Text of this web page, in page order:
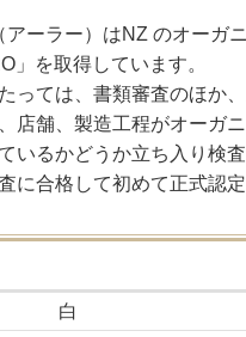
アーラー）はNZ のオーガ
」を取得しています。
っては、書類審査のほか
店舗、製造工程がオーガ
いるかどうか立ち入り検
に合格して初めて正式認定
白